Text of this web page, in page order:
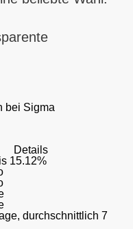
bei Sigma
Details
15.12%
durchschnittlich 7